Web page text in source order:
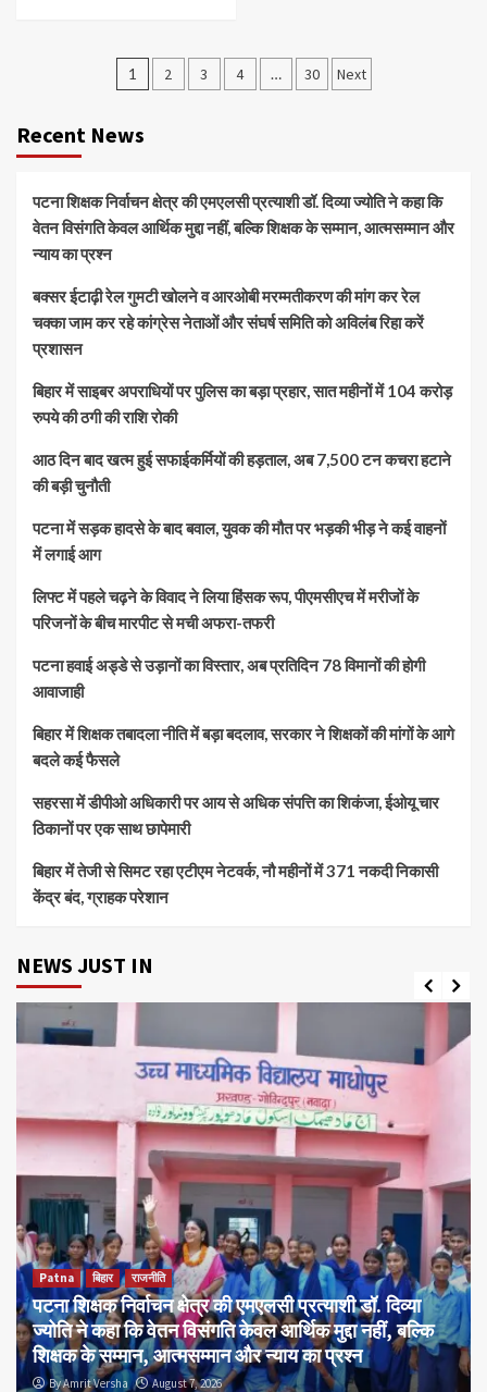
Posts
1 2 3 4 … 30 Next
Recent News
पटना शिक्षक निर्वाचन क्षेत्र की एमएलसी प्रत्याशी डॉ. दिव्या ज्योति ने कहा कि
वेतन विसंगति केवल आर्थिक मुद्दा नहीं, बल्कि शिक्षक के सम्मान, आत्मसम्मान और
न्याय का प्रश्न
बक्सर ईटाढ़ी रेल गुमटी खोलने व आरओबी मरम्मतीकरण की मांग कर रेल
चक्का जाम कर रहे कांग्रेस नेताओं और संघर्ष समिति को अविलंब रिहा करें
प्रशासन
बिहार में साइबर अपराधियों पर पुलिस का बड़ा प्रहार, सात महीनों में 104 करोड़
रुपये की ठगी की राशि रोकी
आठ दिन बाद खत्म हुई सफाईकर्मियों की हड़ताल, अब 7,500 टन कचरा हटाने
की बड़ी चुनौती
पटना में सड़क हादसे के बाद बवाल, युवक की मौत पर भड़की भीड़ ने कई वाहनों
में लगाई आग
लिफ्ट में पहले चढ़ने के विवाद ने लिया हिंसक रूप, पीएमसीएच में मरीजों के
परिजनों के बीच मारपीट से मची अफरा-तफरी
पटना हवाई अड्डे से उड़ानों का विस्तार, अब प्रतिदिन 78 विमानों की होगी
आवाजाही
बिहार में शिक्षक तबादला नीति में बड़ा बदलाव, सरकार ने शिक्षकों की मांगों के आगे
बदले कई फैसले
सहरसा में डीपीओ अधिकारी पर आय से अधिक संपत्ति का शिकंजा, ईओयू चार
ठिकानों पर एक साथ छापेमारी
बिहार में तेजी से सिमट रहा एटीएम नेटवर्क, नौ महीनों में 371 नकदी निकासी
केंद्र बंद, ग्राहक परेशान
NEWS JUST IN
Patna बिहार राजनीति
पटना शिक्षक निर्वाचन क्षेत्र की एमएलसी प्रत्याशी डॉ. दिव्या
ज्योति ने कहा कि वेतन विसंगति केवल आर्थिक मुद्दा नहीं, बल्कि
शिक्षक के सम्मान, आत्मसम्मान और न्याय का प्रश्न
By Amrit Versha August 7, 2026